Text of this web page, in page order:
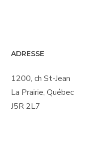
ADRESSE
1200, ch St-Jean
La Prairie, Québec
J5R 2L7